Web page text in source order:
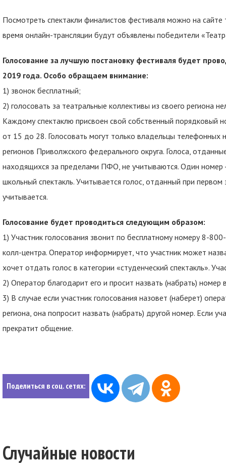
Посмотреть спектакли финалистов фестиваля можно на
время онлайн-трансляции будут объявлены победители
Голосование за лучшую постановку фестиваля будет
2019 года. Особо обращаем внимание:
1) звонок бесплатный;
2) голосовать за театральные коллективы из своего региона
Каждому спектаклю присвоен свой собственный порядковый
от 15 до 28. Голосовать могут только владельцы телефонных
регионов Приволжского федерального округа. Голоса,
находящихся за пределами ПФО, не учитываются. Один номер
школьный спектакль. Учитывается голос, отданный при первом
учитывается.
Голосование будет проводиться следующим образом:
1) Участник голосования звонит по бесплатному номеру 8-
колл-центра. Оператор информирует, что участник может
хочет отдать голос в категории «студенческий спектакль».
2) Оператор благодарит его и просит назвать (набрать) номер
3) В случае если участник голосования назовет (наберет)
региона, она попросит назвать (набрать) другой номер. Если
прекратит общение.
Поделиться в соц. сетях:
Случайные новости